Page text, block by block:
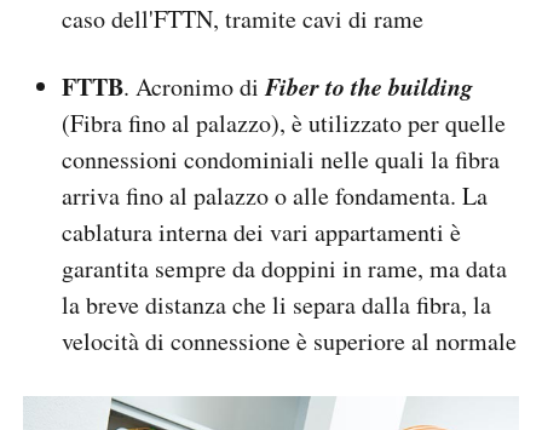
caso dell'FTTN, tramite cavi di rame
FTTB. Acronimo diFiber to the building
(Fibra fino al palazzo), è utilizzato per quelle
connessioni condominiali nelle quali la fibra
arriva fino al palazzo o alle fondamenta. La
cablatura interna dei vari appartamenti è
garantita sempre da doppini in rame, ma data
la breve distanza che li separa dalla fibra, la
velocità di connessione è superiore al normale